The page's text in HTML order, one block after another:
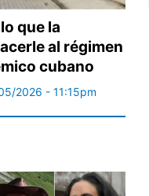
que la
al régimen
cubano
2026 - 11:15pm